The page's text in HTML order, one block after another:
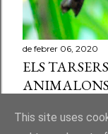
de febrer 06, 2020
ELS
This site uses